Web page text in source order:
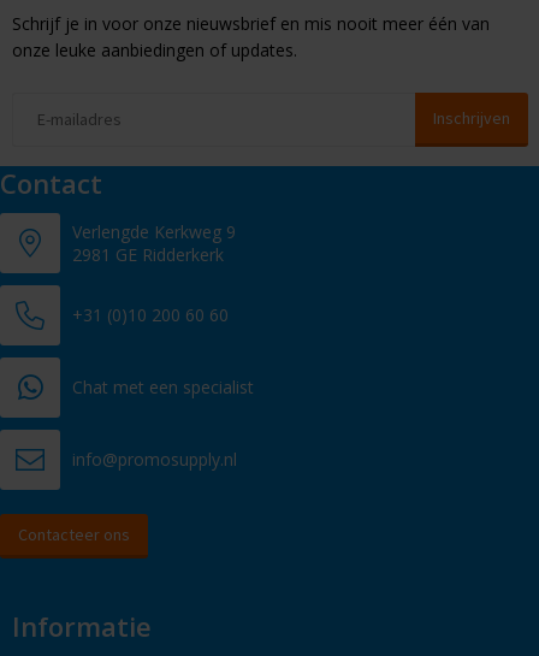
Schrijf je in voor onze nieuwsbrief en mis nooit meer één van
onze leuke aanbiedingen of updates.
Contact
Verlengde Kerkweg 9
2981 GE Ridderkerk
+31 (0)10 200 60 60
Chat met een specialist
info@promosupply.nl
Contacteer ons
Informatie